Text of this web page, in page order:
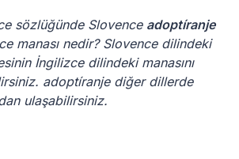
sözlüğünde Slovence adoptíranje
manası nedir? Slovence dilindeki
İngilizce dilindeki manasını
adoptíranje diğer dillerde
ulaşabilirsiniz.